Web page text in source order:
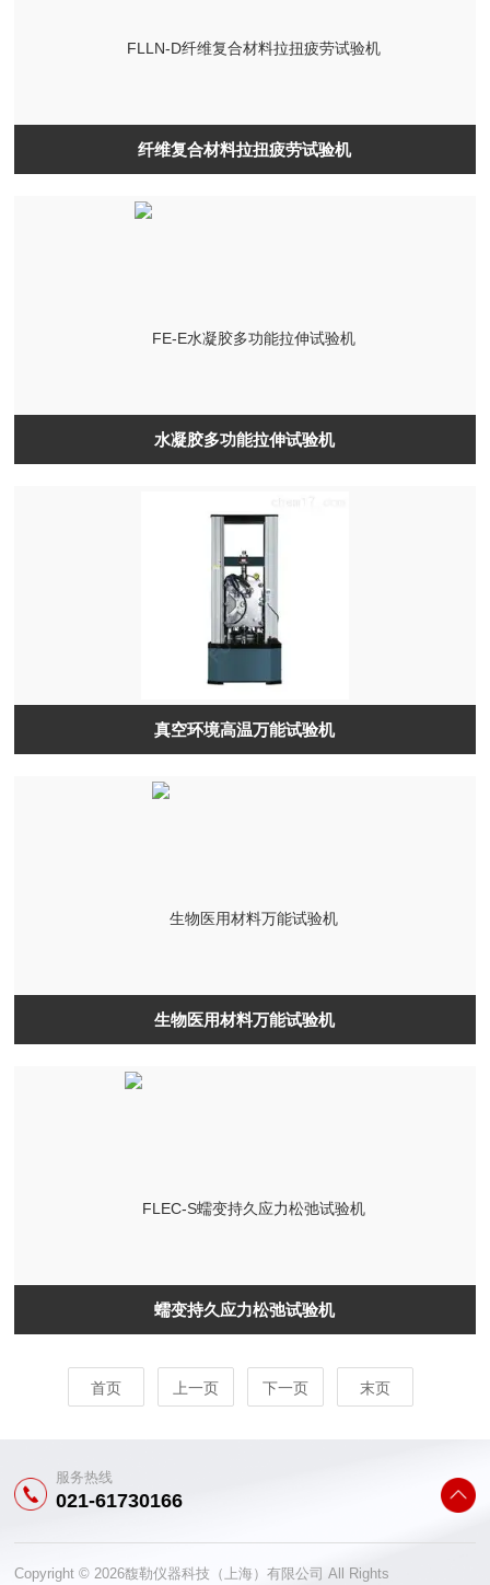
纤维复合材料拉扭疲劳试验机
水凝胶多功能拉伸试验机
真空环境高温万能试验机
生物医用材料万能试验机
蠕变持久应力松弛试验机
首页 上一页 下一页 末页
服务热线
021-61730166
Copyright © 2026馥勒仪器科技（上海）有限公司 All Rights